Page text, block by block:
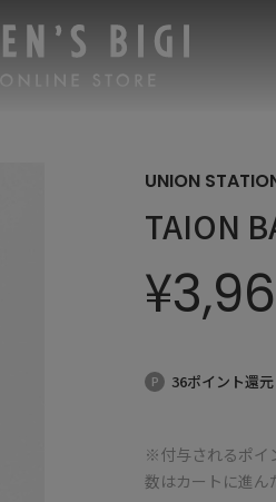
UNION
TAION
¥
36ポイント還元
※付与されるポイ
数はカートに進ん